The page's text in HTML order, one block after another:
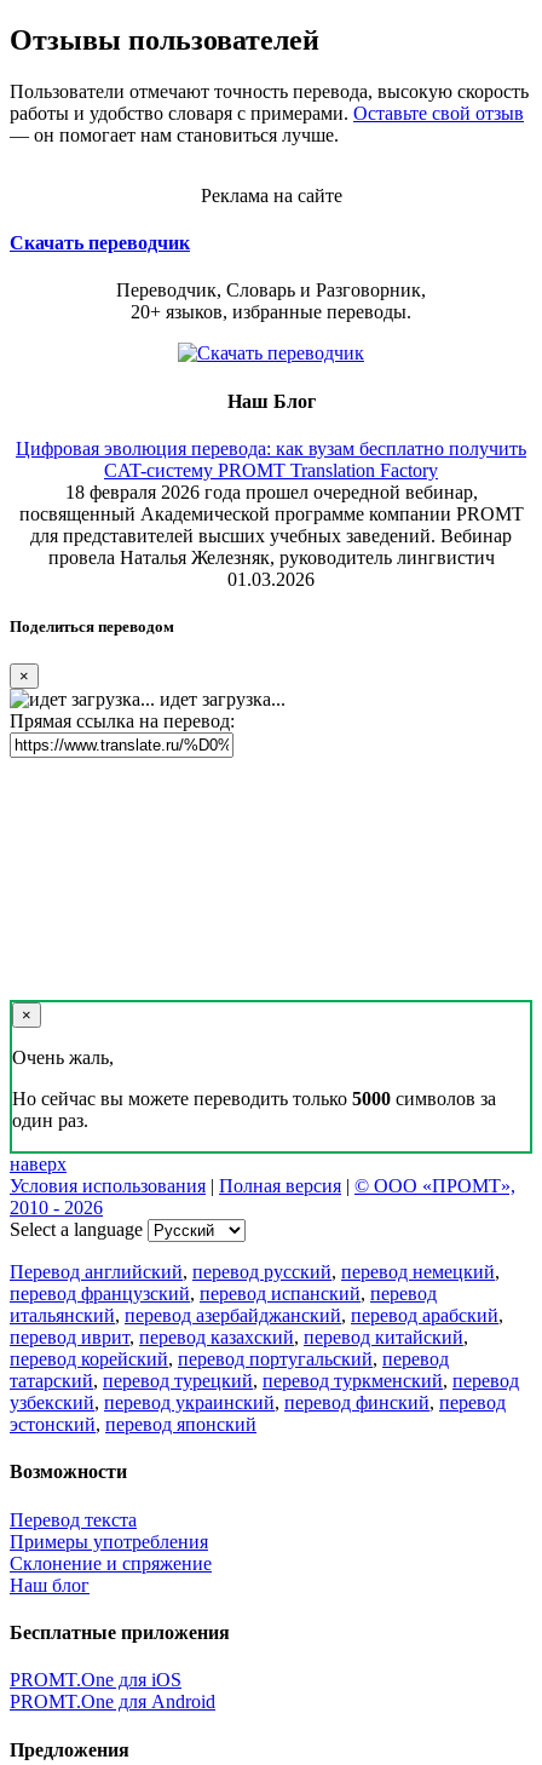
Отзывы пользователей
Пользователи отмечают точность перевода, высокую скорость
работы и удобство словаря с примерами. Оставьте свой отзыв
— он помогает нам становиться лучше.
Реклама на сайте
Скачать переводчик
Переводчик, Словарь и Разговорник,
20+ языков, избранные переводы.
Наш Блог
Цифровая эволюция перевода: как вузам бесплатно получить
CAT-систему PROMT Translation Factory
18 февраля 2026 года прошел очередной вебинар,
посвященный Академической программе компании PROMT
для представителей высших учебных заведений. Вебинар
провела Наталья Железняк, руководитель лингвистич
01.03.2026
Поделиться переводом
×
идет загрузка...
Прямая ссылка на перевод:
×
Очень жаль,
Но сейчас вы можете переводить только 5000 символов за
один раз.
наверх
Условия использования | Полная версия | © ООО «ПРОМТ»,
2010 - 2026
Select a language
Перевод английский, перевод русский, перевод немецкий,
перевод французский, перевод испанский, перевод
итальянский, перевод азербайджанский, перевод арабский,
перевод иврит, перевод казахский, перевод китайский,
перевод корейский, перевод португальский, перевод
татарский, перевод турецкий, перевод туркменский, перевод
узбекский, перевод украинский, перевод финский, перевод
эстонский, перевод японский
Возможности
Перевод текста
Примеры употребления
Склонение и спряжение
Наш блог
Бесплатные приложения
PROMT.One для iOS
PROMT.One для Android
Предложения